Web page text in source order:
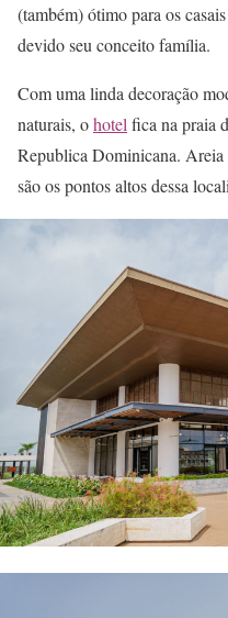
(também) ótimo para os
devido seu conceito família.
Com uma linda decoração
naturais, ohotel fica na praia
Republica Dominicana. Areia
são os pontos altos dessa